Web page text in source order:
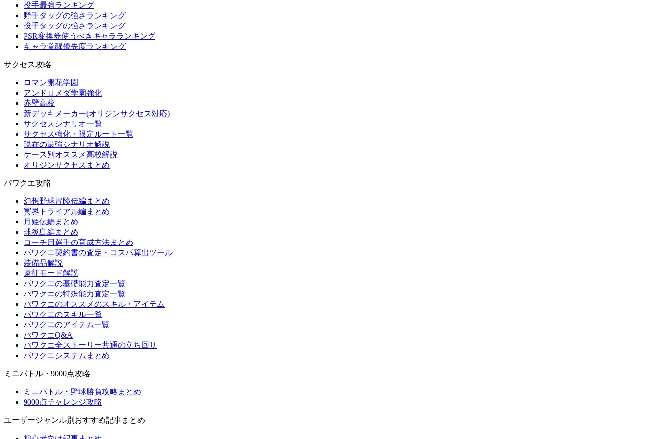
投手最強ランキング
野手タッグの強さランキング
投手タッグの強さランキング
PSR変換券使うべきキャラランキング
キャラ覚醒優先度ランキング
サクセス攻略
ロマン開花学園
アンドロメダ学園強化
赤壁高校
新デッキメーカー(オリジンサクセス対応)
サクセスシナリオ一覧
サクセス強化・限定ルート一覧
現在の最強シナリオ解説
ケース別オススメ高校解説
オリジンサクセスまとめ
パワクエ攻略
幻想野球冒険伝編まとめ
冥界トライアル編まとめ
月姫伝編まとめ
球炎島編まとめ
コーチ用選手の育成方法まとめ
パワクエ契約書の査定・コスパ算出ツール
装備品解説
遠征モード解説
パワクエの基礎能力査定一覧
パワクエの特殊能力査定一覧
パワクエのオススメのスキル・アイテム
パワクエのスキル一覧
パワクエのアイテム一覧
パワクエQ&A
パワクエ全ストーリー共通の立ち回り
パワクエシステムまとめ
ミニバトル・9000点攻略
ミニバトル・野球勝負攻略まとめ
9000点チャレンジ攻略
ユーザージャンル別おすすめ記事まとめ